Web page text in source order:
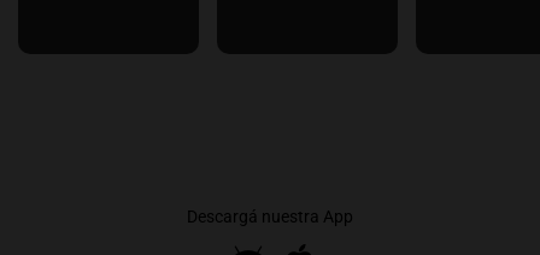
Descargá nuestra App